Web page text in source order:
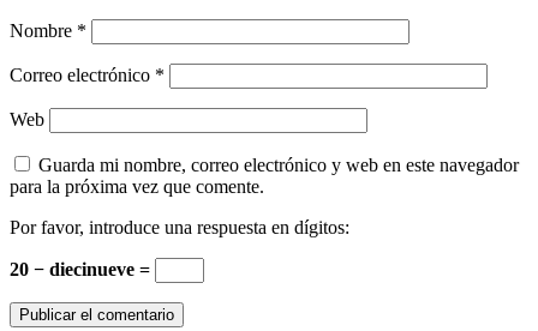
Nombre *
Correo electrónico *
Web
Guarda mi nombre, correo electrónico y web en este navegador
para la próxima vez que comente.
Por favor, introduce una respuesta en dígitos:
20 − diecinueve =